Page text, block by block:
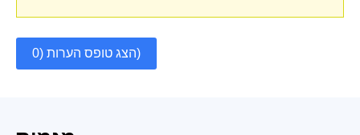
הצג טופס הערות (0)